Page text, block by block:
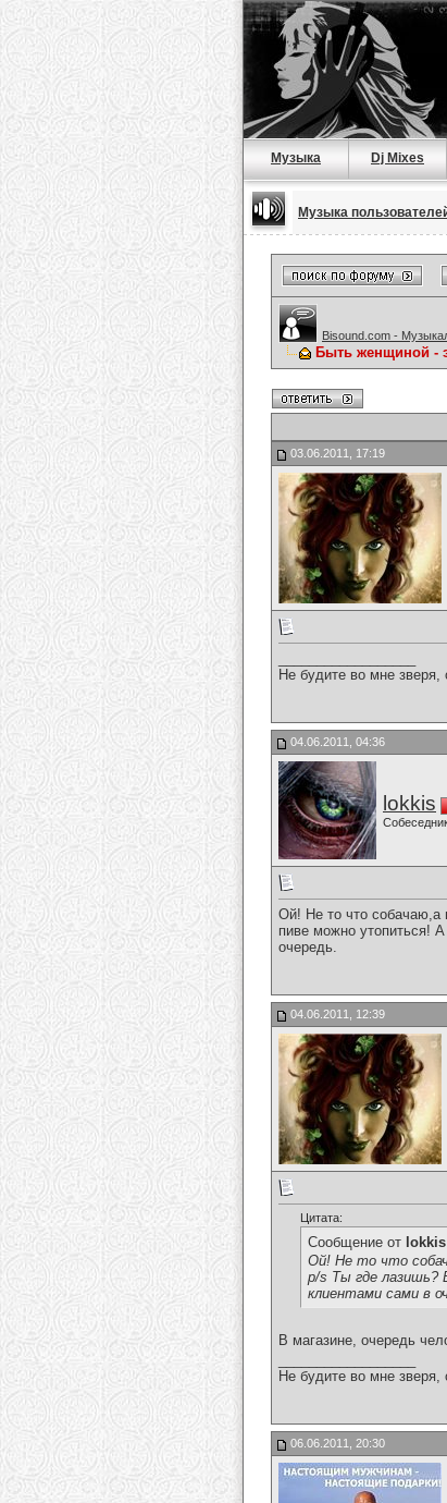
Музыка Dj Mixes
Музыка
Bisound.com -
Быть женщиной -
03.06.2011, 17:19
Не будите во мне зверя,
04.06.2011, 04:36
lokkis
Ой! Не то что собачаю,а
пиве можно утопиться!
очередь.
04.06.2011, 12:39
Цитата:
Сообщение от lokkis
Ой! Не то что
p/s Ты где лазишь?
клиентами сами в
В магазине, очередь
Не будите во мне зверя,
06.06.2011, 20:30